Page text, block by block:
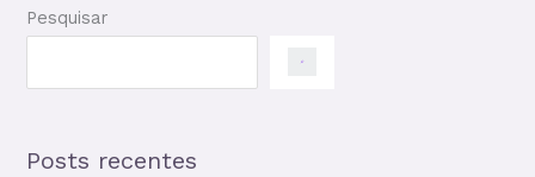
Pesquisar
Posts recentes